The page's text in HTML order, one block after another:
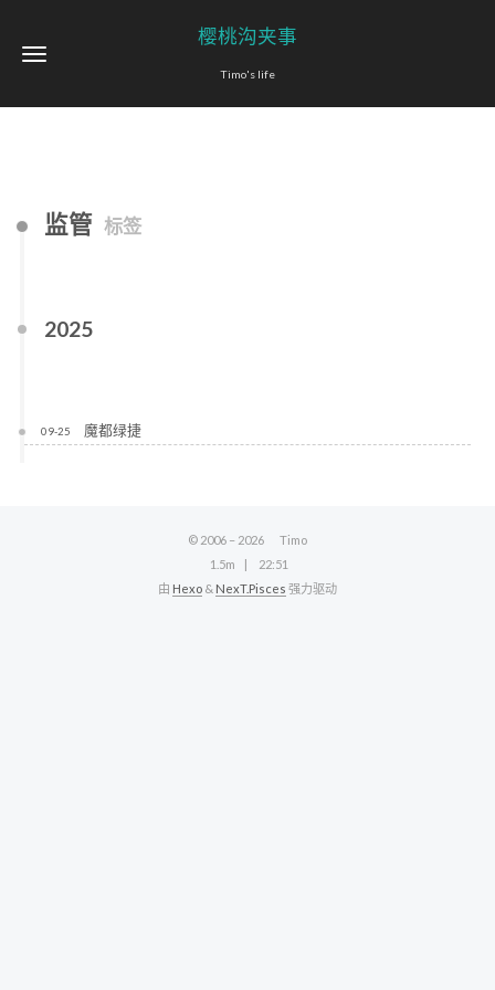
樱桃沟夹事
Timo's life
监管 标签
2025
09-25 魔都绿捷
© 2006 – 2026
Timo
1.5m
22:51
由 Hexo & NexT.Pisces 强力驱动